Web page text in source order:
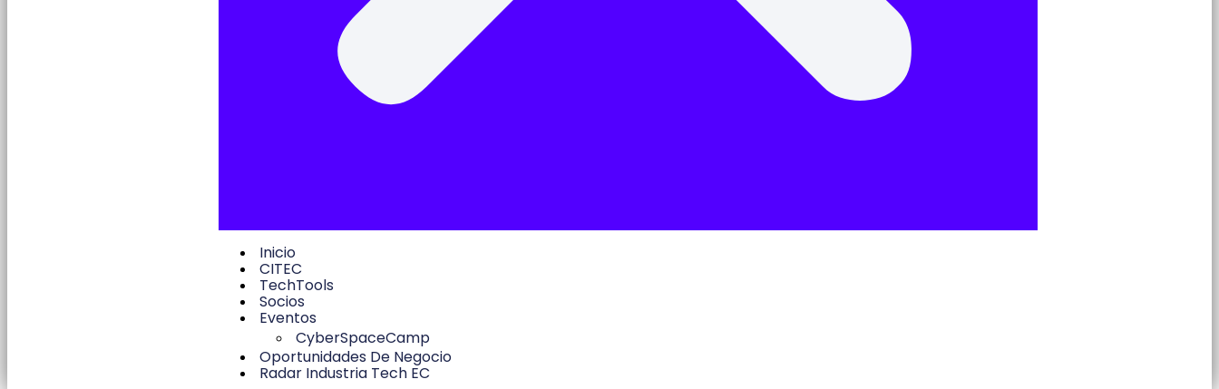
Inicio
CITEC
TechTools
Socios
Eventos
CyberSpaceCamp
Oportunidades De Negocio
Radar Industria Tech EC